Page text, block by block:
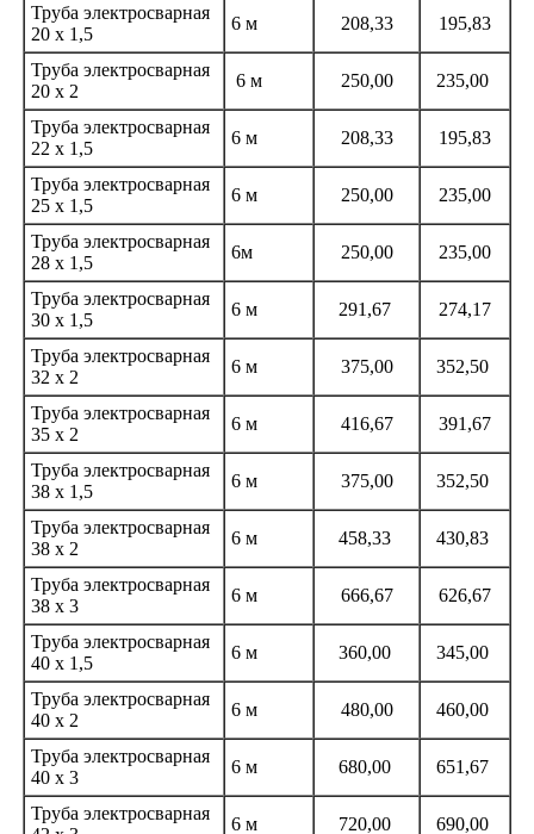
Труба электросварная
20 х 1,5
6 м 208,33 195,83
Труба электросварная
20 х 2
6 м 250,00 235,00
Труба электросварная
22 х 1,5
6 м 208,33 195,83
Труба электросварная
25 х 1,5
6 м 250,00 235,00
Труба электросварная
28 х 1,5
6м 250,00 235,00
Труба электросварная
30 х 1,5
6 м 291,67 274,17
Труба электросварная
32 х 2
6 м 375,00 352,50
Труба электросварная
35 х 2
6 м 416,67 391,67
Труба электросварная
38 х 1,5
6 м 375,00 352,50
Труба электросварная
38 х 2
6 м 458,33 430,83
Труба электросварная
38 х 3
6 м 666,67 626,67
Труба электросварная
40 х 1,5
6 м 360,00 345,00
Труба электросварная
40 х 2
6 м 480,00 460,00
Труба электросварная
40 х 3
6 м 680,00 651,67
Труба электросварная
6 м 720,00 690,00